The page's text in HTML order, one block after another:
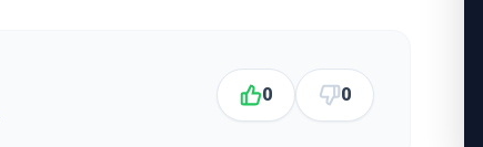
0 0